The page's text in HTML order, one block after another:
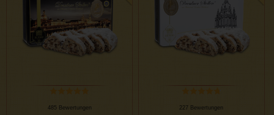
485 Bewertungen 227 Bewertungen